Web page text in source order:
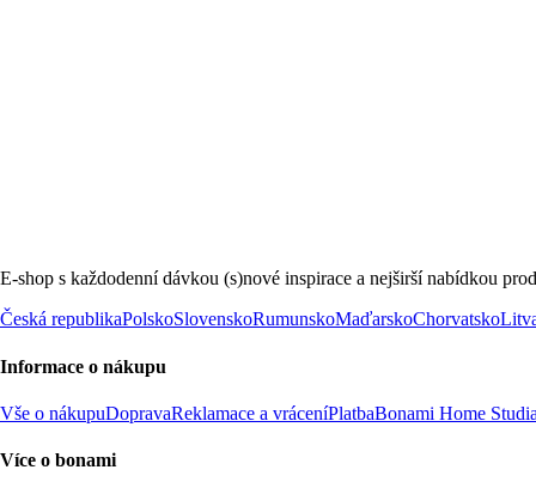
E-shop s každodenní dávkou (s)nové inspirace a nejširší nabídkou
Česká republikaPolskoSlovenskoRumunskoMaďarskoChorvatsko
Informace o nákupu
Vše o nákupuDopravaReklamace a vráceníPlatbaBonami Home
Více o bonami